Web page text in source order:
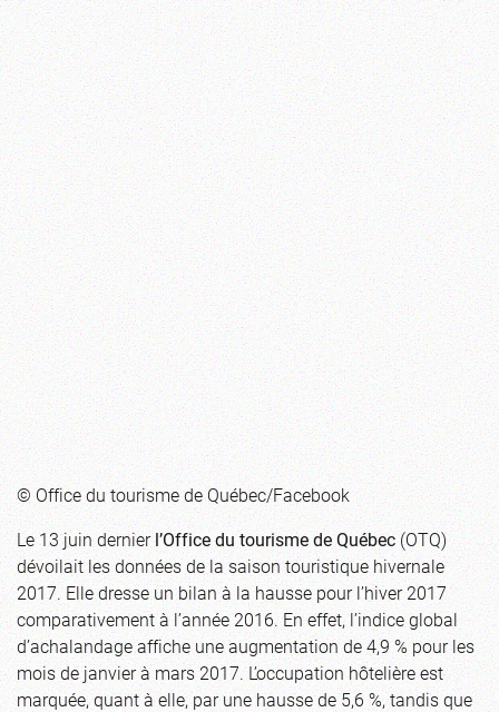
© Office du tourisme de Québec/Facebook
Le 13 juin dernierl’Office du tourisme de Québec(OTQ)
dévoilait les données de la saison touristique hivernale
2017. Elle dresse un bilan à la hausse pour l’hiver 2017
comparativement à l’année 2016. En effet, l’indice global
d’achalandage affiche une augmentation de 4,9 % pour les
mois de janvier à mars 2017. L’occupation hôtelière est
marquée, quant à elle, par une hausse de 5,6 %, tandis que